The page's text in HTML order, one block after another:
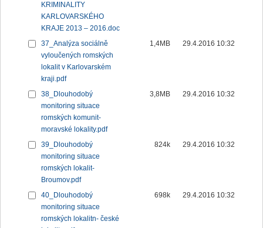
KRIMINALITY
KARLOVARSKÉHO
KRAJE 2013 – 2016.doc
37_Analýza sociálně
vyloučených romských
lokalit v Karlovarském
kraji.pdf
1,4MB 29.4.2016 10:32
38_Dlouhodobý
monitoring situace
romských komunit-
moravské lokality.pdf
3,8MB 29.4.2016 10:32
39_Dlouhodobý
monitoring situace
romských lokalit-
Broumov.pdf
824k 29.4.2016 10:32
40_Dlouhodobý
monitoring situace
romských lokalitn- české
698k 29.4.2016 10:32